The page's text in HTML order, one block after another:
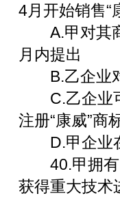
4月开始销售“
A.甲对其商
月内提出
B.乙企业对
C.乙企业可
注册“康威”商
D.甲企业在
40.甲拥有
获得重大技术